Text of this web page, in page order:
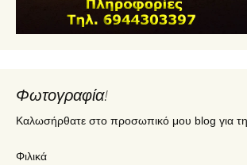
Φωτογραφία!
Καλωσήρθατε στο προσωπικό μου blog για
Φιλικά